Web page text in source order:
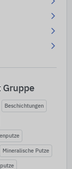
Gruppe
Beschichtungen
Mineralische Putze